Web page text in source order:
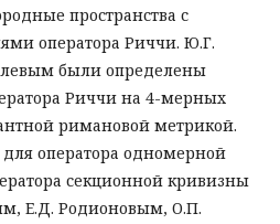
пространства с
оператора Риччи. Ю.Г.
были определены
Риччи на 4-мерных
римановой метрикой.
оператора одномерной
секционной кривизны
Е.Д. Родионовым, О.П.